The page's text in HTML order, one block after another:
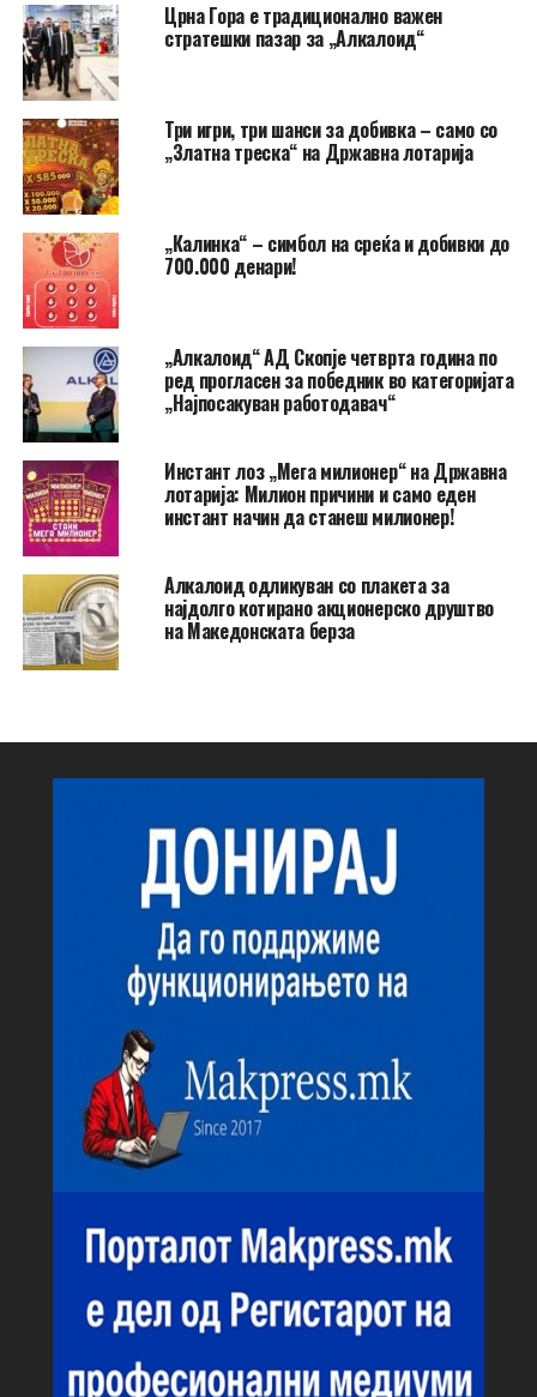
Црна Гора e традиционално важен
стратешки пазар за „Алкалоид“
Три игри, три шанси за добивка – само со
„Златна треска“ на Државна лотарија
„Калинка“ – симбол на среќа и добивки до
700.000 денари!
„Алкалоид“ АД Скопје четврта година по
ред прогласен за победник во категоријата
„Најпосакуван работодавач“
Инстант лоз „Мега милионер“ на Државна
лотарија: Милион причини и само еден
инстант начин да станеш милионер!
Алкалоид одликуван со плакета за
најдолго котирано акционерско друштво
на Македонската берза